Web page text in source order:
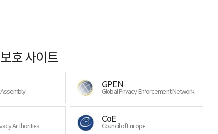
호 사이트
GPEN
Global Privacy Enforcement Network
Authorities
CoE
Council of Europe